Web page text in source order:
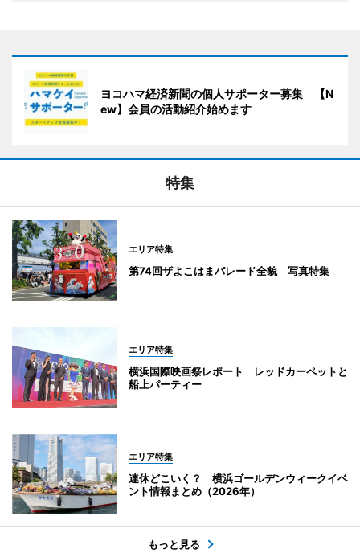
ヨコハマ経済新聞の個人サポーター募集 【N
ew】会員の活動紹介始めます
特集
エリア特集
第74回ザよこはまパレード全貌 写真特集
エリア特集
横浜国際映画祭レポート レッドカーペットと
船上パーティー
エリア特集
連休どこいく？ 横浜ゴールデンウィークイベ
ント情報まとめ（2026年）
もっと見る